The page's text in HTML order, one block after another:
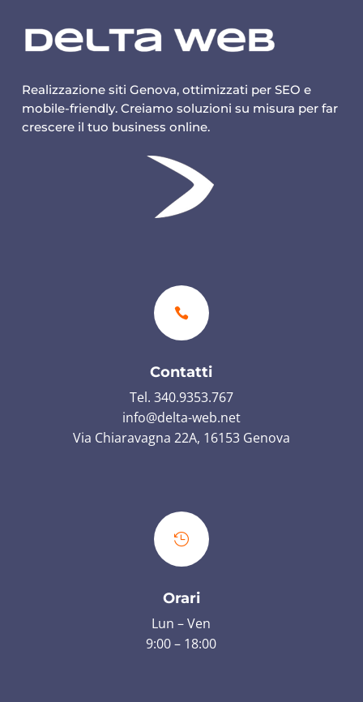
Realizzazione siti Genova, ottimizzati per SEO e
mobile-friendly. Creiamo soluzioni su misura per far
crescere il tuo business online.

Contatti
Tel. 340.9353.767
info@delta-web.net
Via Chiaravagna 22A, 16153 Genova

Orari
Lun – Ven
9:00 – 18:00